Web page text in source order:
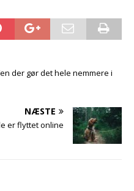
der gør det hele nemmere i
NÆSTE
er flyttet online